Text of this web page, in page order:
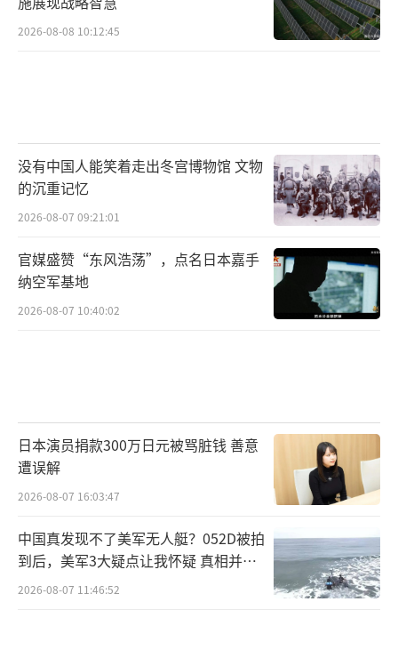
2026-08-08 10:12:45
没有中国人能笑着走出冬宫博物馆 文物
的沉重记忆
2026-08-07 09:21:01
官媒盛赞“东风浩荡”，点名日本嘉手
纳空军基地
2026-08-07 10:40:02
日本演员捐款300万日元被骂脏钱 善意
遭误解
2026-08-07 16:03:47
中国真发现不了美军无人艇？052D被拍
到后，美军3大疑点让我怀疑 真相并非
如此
2026-08-07 11:46:52